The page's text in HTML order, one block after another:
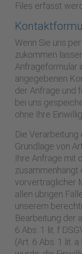
Files erfasst
Wenn Sie uns
zukommen
Anfrageformular
angegebenen
der Anfrage und
bei uns
ohne Ihre
Die
Grundlage von
Ihre Anfrage mit
zusammenhängt
vorvertraglicher
allen übrigen
unserem
Bearbeitung der
6 Abs. 1 lit. f
(Art. 6 Abs. 1 lit.